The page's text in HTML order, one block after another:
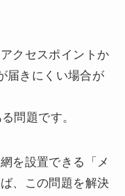
クセスポイントか
届きにくい場合が
問題です。
を設置できる「メ
、この問題を解決